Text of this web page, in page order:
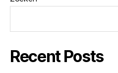
Recent Posts